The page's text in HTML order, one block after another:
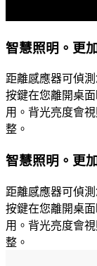
智慧照明。更
距離感應器可偵
按鍵在您離開桌
用。背光亮度會
整。
智慧照明。更
距離感應器可偵
按鍵在您離開桌
用。背光亮度會
整。